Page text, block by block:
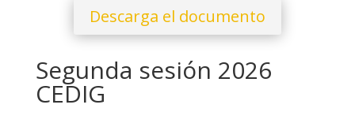
Descarga el documento
Segunda sesión 2026
CEDIG